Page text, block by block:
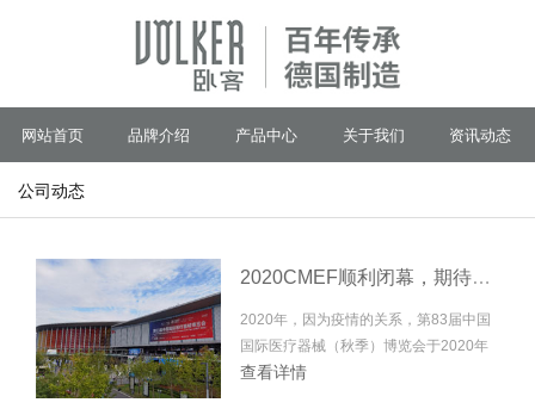
网站首页 品牌介绍 产品中心 关于我们 资讯动态
公司动态
2020CMEF顺利闭幕，期待明年的相聚
2020年，因为疫情的关系，第83届中国
国际医疗器械（秋季）博览会于2020年
10月19日在上海国家会展中心盛大开
查看详情